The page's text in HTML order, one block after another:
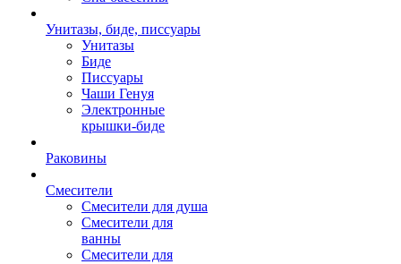
Унитазы, биде, писсуары
Унитазы
Биде
Писсуары
Чаши Генуя
Электронные
крышки-биде
Раковины
Смесители
Смесители для душа
Смесители для
ванны
Смесители для